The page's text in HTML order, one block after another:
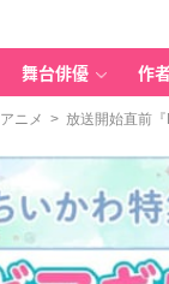
舞台俳優 作
アニメ > 放送開始直前